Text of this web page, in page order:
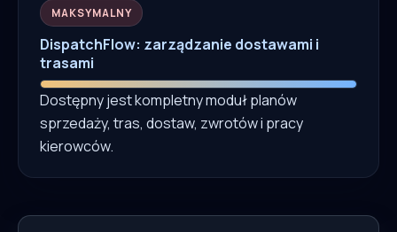
MAKSYMALNY
DispatchFlow: zarządzanie dostawami i
trasami
Dostępny jest kompletny moduł planów
sprzedaży, tras, dostaw, zwrotów i pracy
kierowców.